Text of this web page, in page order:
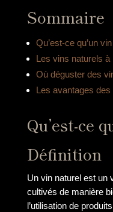
Sommaire
Qu’est-ce qu’un
Les vins naturels à
Où déguster des
Les avantages
Qu’est-ce
Définition
Un vin naturel est un
cultivés de manière
l’utilisation de